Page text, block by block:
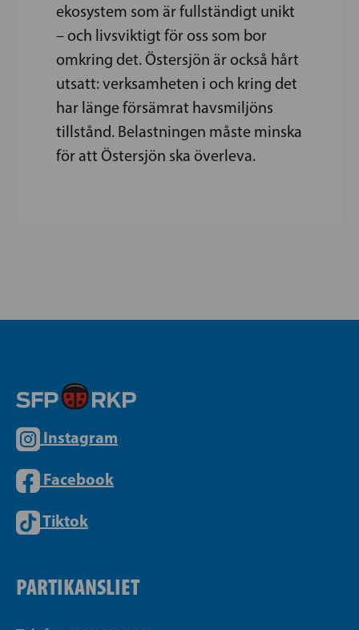
ekosystem som är fullständigt unikt
– och livsviktigt för oss som bor
omkring det. Östersjön är också hårt
utsatt: verksamheten i och kring det
har länge försämrat havsmiljöns
tillstånd. Belastningen måste minska
för att Östersjön ska överleva.
Instagram
Facebook
Tiktok
PARTIKANSLIET